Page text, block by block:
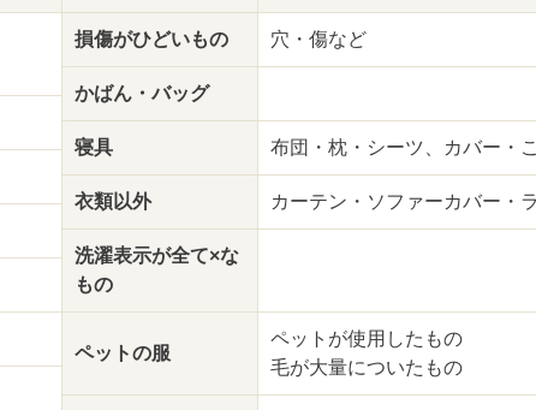
損傷がひどいもの 穴・傷など
かばん・バッグ
寝具 布団・枕・シーツ、カバー・
衣類以外 カーテン・ソファーカバー・
洗濯表示が全て×な
もの
ペットの服
ペットが使用したもの
毛が大量についたもの